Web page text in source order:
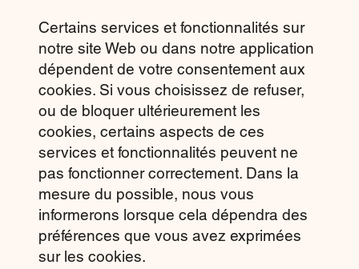
Certains services et fonctionnalités sur
notre site Web ou dans notre application
dépendent de votre consentement aux
cookies. Si vous choisissez de refuser,
ou de bloquer ultérieurement les
cookies, certains aspects de ces
services et fonctionnalités peuvent ne
pas fonctionner correctement. Dans la
mesure du possible, nous vous
informerons lorsque cela dépendra des
préférences que vous avez exprimées
sur les cookies.